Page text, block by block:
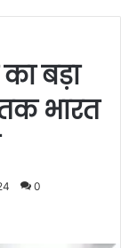
बड़ा
भारत
0